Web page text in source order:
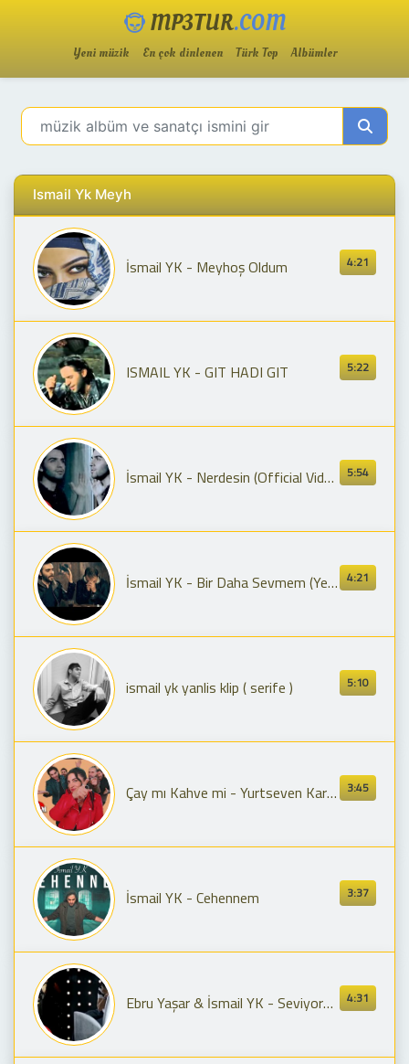
MP3TUR.COM
Yeni müzik En çok dinlenen Türk Top Albümler
Ismail Yk Meyh
4:21
İsmail YK - Meyhoş Oldum
5:22
ISMAIL YK - GIT HADI GIT
5:54
İsmail YK - Nerdesin (Official Video)
4:21
İsmail YK - Bir Daha Sevmem (Yeni Klip)
5:10
ismail yk yanlis klip ( serife )
3:45
Çay mı Kahve mi - Yurtseven Kardeşler
3:37
İsmail YK - Cehennem
4:31
Ebru Yaşar & İsmail YK - Seviyorum Seni (Official Video)